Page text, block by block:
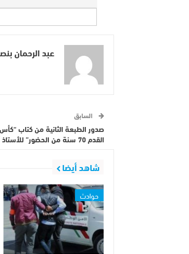
عبد الرحمان
السابق
صدور الطبعة الثانية من كتاب “كأس
القدم 70 سنة من الحضور” للأستاذ أحمد ذو الرشاد
شاهد أيضا
حوادث